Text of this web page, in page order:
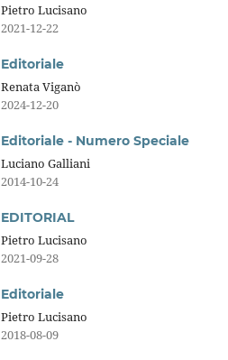
Pietro Lucisano
2021-12-22
Editoriale
Renata Viganò
2024-12-20
Editoriale - Numero Speciale
Luciano Galliani
2014-10-24
EDITORIAL
Pietro Lucisano
2021-09-28
Editoriale
Pietro Lucisano
2018-08-09